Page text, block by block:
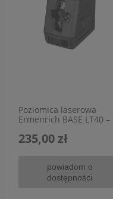
Poziomica laserowa
Ermenrich BASE LT40 –
235,00 zł
powiadom o
dostępności